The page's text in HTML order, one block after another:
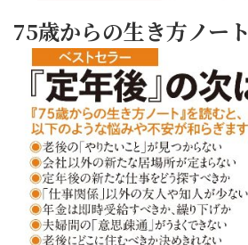
75歳からの生き方ノート